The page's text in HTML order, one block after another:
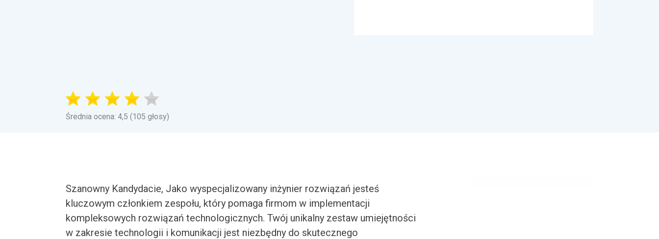
Średnia ocena: 4,5 (105 głosy)
Szanowny Kandydacie, Jako wyspecjalizowany inżynier rozwiązań jesteś
kluczowym członkiem zespołu, który pomaga firmom w implementacji
kompleksowych rozwiązań technologicznych. Twój unikalny zestaw umiejętności
w zakresie technologii i komunikacji jest niezbędny do skutecznego